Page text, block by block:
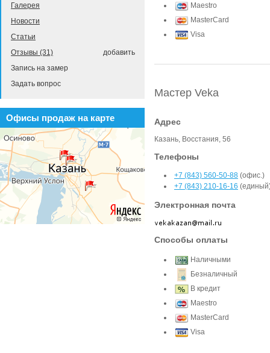
Maestro
MasterCard
Visa
Мастер Veka
Адрес
Казань, Восстания, 56
Телефоны
+7 (843) 560-50-88 (офис.)
+7 (843) 210-16-16
Электронная почта
Способы оплаты
Наличными
Безналичный
В кредит
Maestro
MasterCard
Visa
Галерея
Новости
Статьи
добавить
Отзывы (31)
Запись на замер
Задать вопрос
Офисы продаж на карте